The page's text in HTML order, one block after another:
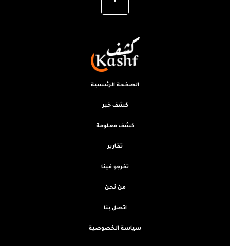
الصفحة الرئيسية
كشف خبر
كشف معلومة
تقارير
تفرجو فينا
من نحن
اتصل بنا
سياسة الخصوصية